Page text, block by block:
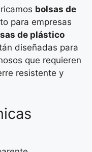
bolsas de
para empresas
de plástico
diseñadas para
que requieren
resistente y